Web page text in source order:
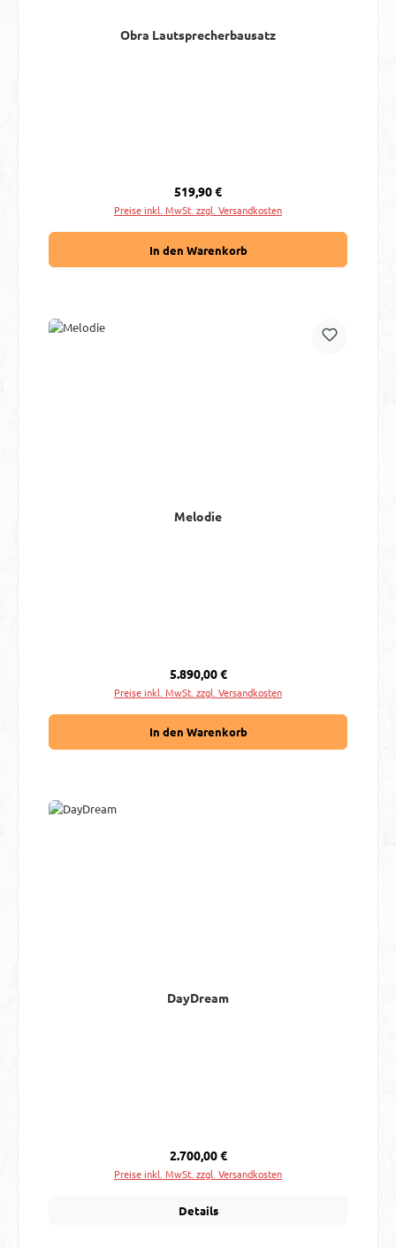
Obra Lautsprecherbausatz
Regulärer Preis:
519,90 €
Preise inkl. MwSt. zzgl. Versandkosten
In den Warenkorb
Melodie
Regulärer Preis:
5.890,00 €
Preise inkl. MwSt. zzgl. Versandkosten
In den Warenkorb
DayDream
Regulärer Preis:
2.700,00 €
Preise inkl. MwSt. zzgl. Versandkosten
Details